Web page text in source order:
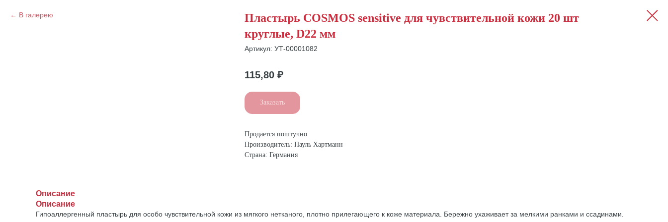
В галерею
Пластырь COSMOS sensitive для чувствительной кожи 20 шт
круглые, D22 мм
Артикул: УТ-00001082
115,80 ₽
Заказать
Продается поштучно
Производитель: Пауль Хартманн
Страна: Германия
Описание
Описание
Гипоаллергенный пластырь для особо чувствительной кожи из мягкого нетканого, плотно прилегающего к коже материала. Бережно ухаживает за мелкими ранками и ссадинами.